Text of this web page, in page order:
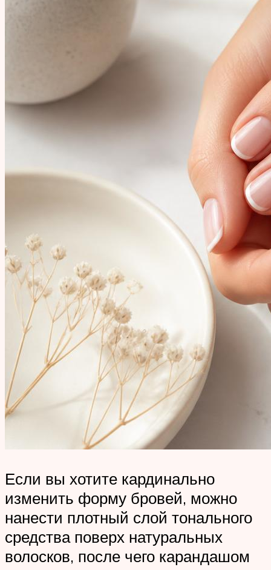
Если вы хотите кардинально
изменить форму бровей, можно
нанести плотный слой тонального
средства поверх натуральных
волосков, после чего карандашом